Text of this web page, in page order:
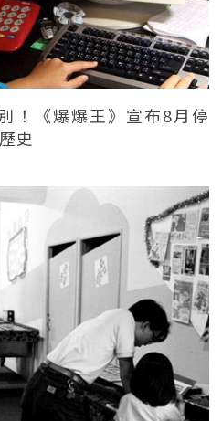
！《爆爆王》宣布8月停
史